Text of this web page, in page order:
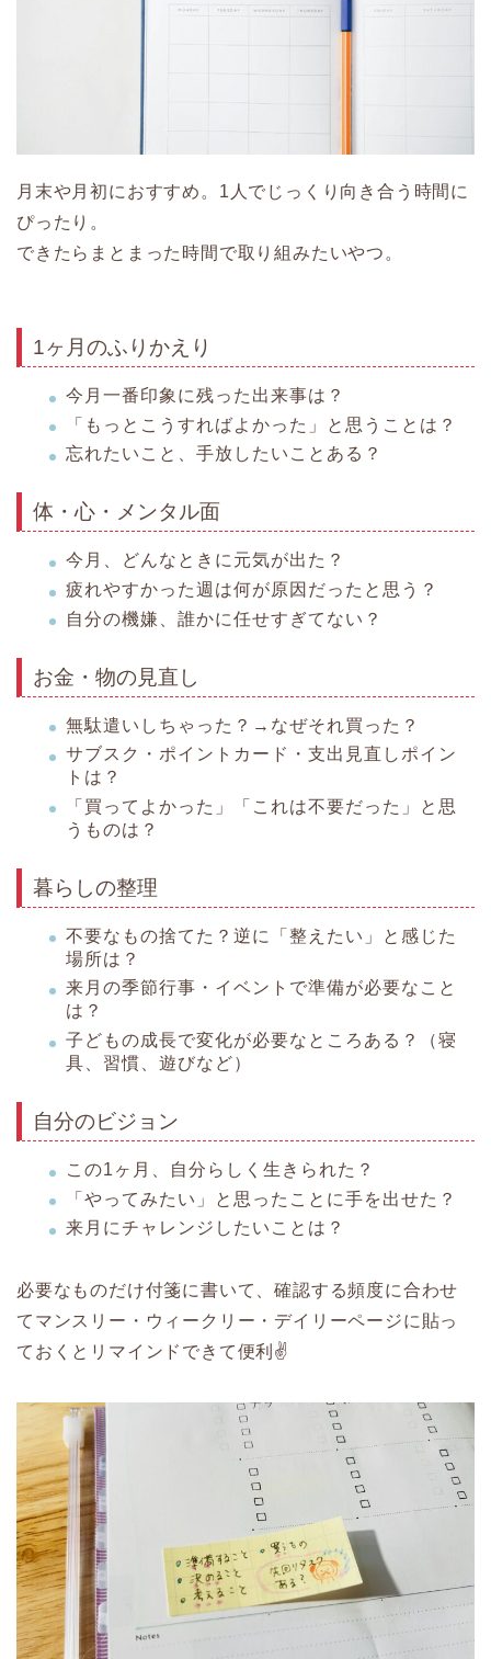
月末や月初におすすめ。1人でじっくり向き合う時間に
ぴったり。
できたらまとまった時間で取り組みたいやつ。
1ヶ月のふりかえり
今月一番印象に残った出来事は？
「もっとこうすればよかった」と思うことは？
忘れたいこと、手放したいことある？
体・心・メンタル面
今月、どんなときに元気が出た？
疲れやすかった週は何が原因だったと思う？
自分の機嫌、誰かに任せすぎてない？
お金・物の見直し
無駄遣いしちゃった？→なぜそれ買った？
サブスク・ポイントカード・支出見直しポイン
トは？
「買ってよかった」「これは不要だった」と思
うものは？
暮らしの整理
不要なもの捨てた？逆に「整えたい」と感じた
場所は？
来月の季節行事・イベントで準備が必要なこと
は？
子どもの成長で変化が必要なところある？（寝
具、習慣、遊びなど）
自分のビジョン
この1ヶ月、自分らしく生きられた？
「やってみたい」と思ったことに手を出せた？
来月にチャレンジしたいことは？
必要なものだけ付箋に書いて、確認する頻度に合わせ
てマンスリー・ウィークリー・デイリーページに貼っ
ておくとリマインドできて便利✌️